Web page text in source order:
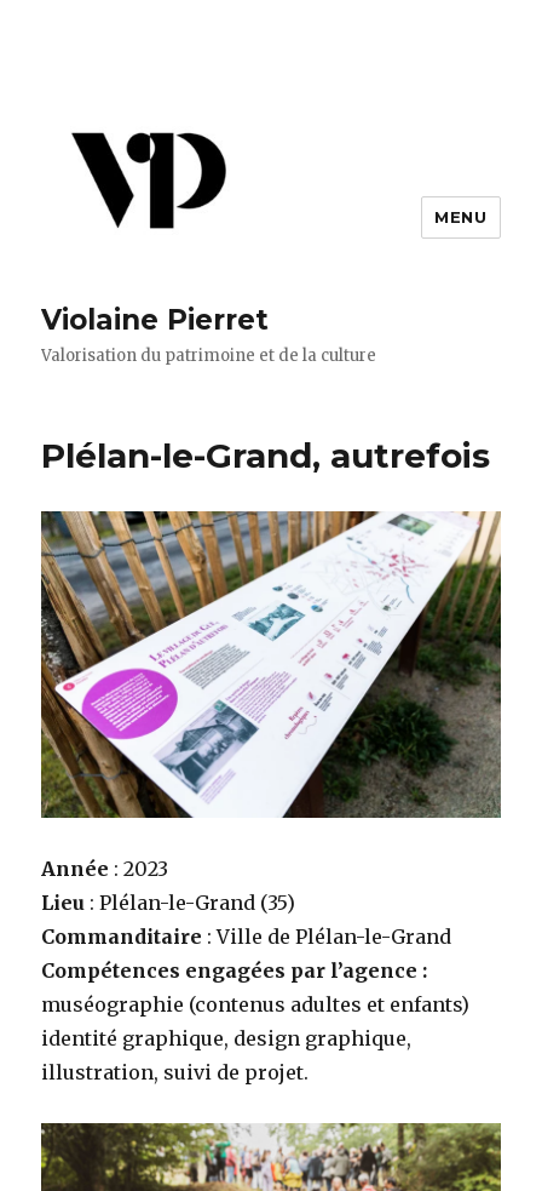
Violaine Pierret
Valorisation du patrimoine et de la culture
MENU
Plélan-le-Grand, autrefois
Année : 2023
Lieu : Plélan-le-Grand (35)
Commanditaire : Ville de Plélan-le-Grand
Compétences engagées par l’agence :
muséographie (contenus adultes et enfants)
identité graphique, design graphique,
illustration, suivi de projet.